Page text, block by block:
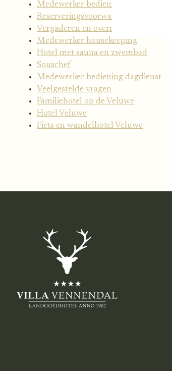
Medewerker bediening
Reserveringsvoorwaarden
Vergaderen en overnachten Veluwe
Medewerker housekeeping
Hotel met sauna en zwembad
Souschef
Medewerker bediening dagdienst
Veelgestelde vragen
Familiehotel op de Veluwe
Hotel Veluwe
Fiets en wandelhotel Veluwe